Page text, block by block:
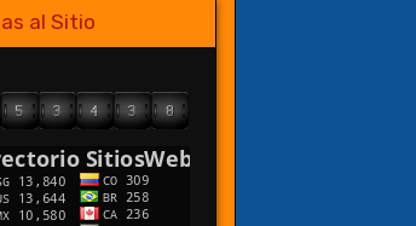
al Sitio